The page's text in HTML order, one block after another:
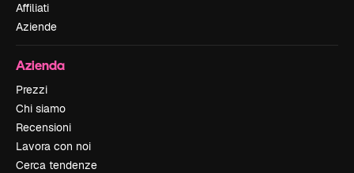
Affiliati
Aziende
Azienda
Prezzi
Chi siamo
Recensioni
Lavora con noi
Cerca tendenze